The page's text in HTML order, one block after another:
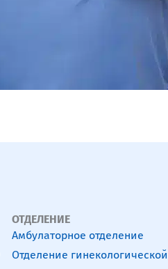
ОТДЕЛЕНИЕ
Амбулаторное отделение
Отделение